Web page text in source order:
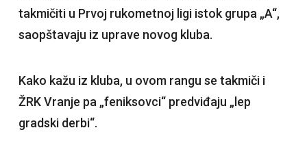
takmičiti u Prvoj rukometnoj ligi istok grupa „A“,
saopštavaju iz uprave novog kluba.
Kako kažu iz kluba, u ovom rangu se takmiči i
ŽRK Vranje pa „feniksovci“ predviđaju „lep
gradski derbi“.